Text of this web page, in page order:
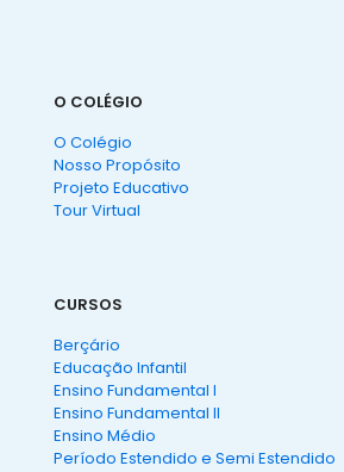
O COLÉGIO
O Colégio
Nosso Propósito
Projeto Educativo
Tour Virtual
CURSOS
Berçário
Educação Infantil
Ensino Fundamental I
Ensino Fundamental II
Ensino Médio
Período Estendido e Semi Estendido